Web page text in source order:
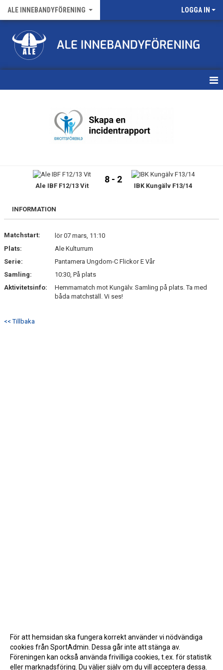
ALE INNEBANDYFÖRENING LOGGA IN
FÖRENINGENS MATCHER
NYHETSARKIV
MEDLEMSKAP
Ale IBF F12/13 Vit
8 - 2
IBK Kungälv F13/14
INFORMATION
Matchstart:
lör 07 mars, 11:10
Plats:
Ale Kulturrum
Serie:
Pantamera Ungdom-C Flickor E Vår
Samling:
10:30, På plats
Aktivitetsinfo:
Hemmamatch mot Kungälv. Samling på plats. Ta med
båda matchställ. Vi ses!
<< Tillbaka
För att hemsidan ska fungera korrekt använder vi nödvändiga
cookies från SportAdmin. Dessa går inte att stänga av.
Föreningen kan också använda frivilliga cookies, t.ex. för statistik
eller marknadsföring. Du väljer själv om du vill acceptera dessa.